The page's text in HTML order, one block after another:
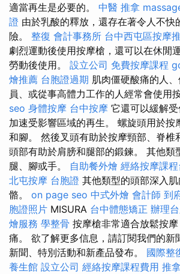
適當再生是必要的。 中醫 推拿
證 由於乳酸的釋放，還存在著令人不快
險。 整復 會計事務所 台中西屯區按摩
劇烈運動後使用按摩槍，還可以在休閒
勞動後使用。 設立公司 免費按摩課程
燴推薦 台胞證過期 肌肉僵硬酸痛的人
員、或從事高體力工作的人經常會使用
seo 身體按摩 台中按摩 它還可以緩解
加速受影響區域的再生。 螺旋頭用於按
和腳。 然後叉頭有助於按摩頸部、脊椎
頭部有助於肩膀和腿部的鍛鍊。 其他類
腿、腳或手。 自助餐外燴 經絡按摩課
北屯按摩 台胞證 其他類型的頭部深入
骼。 on page seo 中式外燴 會計師 到
胞證照片 MISURA 台中體態矯正 辦理
燴服務 學整骨 按摩槍非常適合放鬆按
痛。 欲了解更多信息，請訂閱我們的新
新聞、特別活動和新產品發布。 國際整
養生館 設立公司 經絡按摩課程費用 推